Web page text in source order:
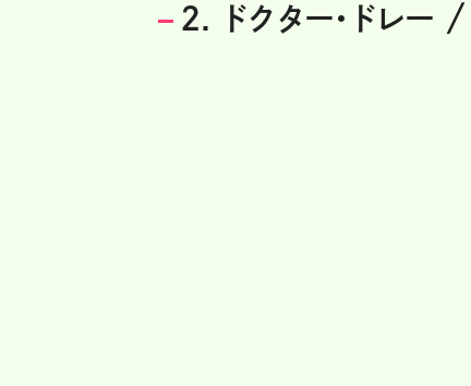
2. ドクター・ドレ